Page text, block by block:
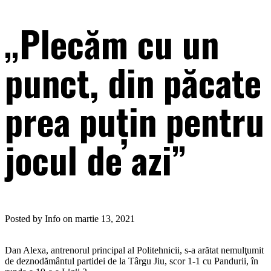
„Plecăm cu un
punct, din păcate
prea puţin pentru
jocul de azi”
Posted by Info on martie 13, 2021
Dan Alexa, antrenorul principal al Politehnicii, s-a arătat nemulţumit
de deznodământul partidei de la Târgu Jiu, scor 1-1 cu Pandurii, în